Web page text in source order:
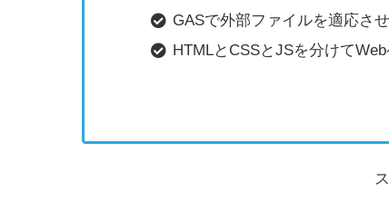
GASで外部ファイルを適応さ
HTMLとCSSとJSを分けて